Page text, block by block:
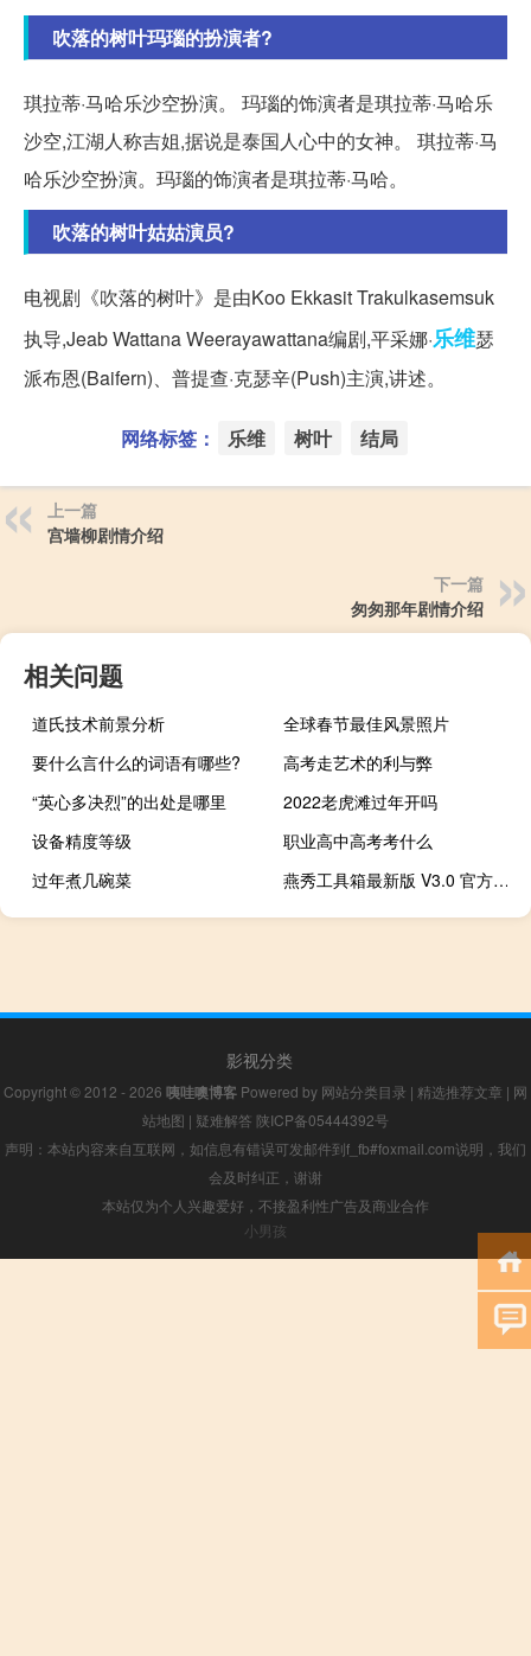
吹落的树叶玛瑙的扮演者?
琪拉蒂·马哈乐沙空扮演。 玛瑙的饰演者是琪拉蒂·马哈乐
沙空,江湖人称吉姐,据说是泰国人心中的女神。 琪拉蒂·马
哈乐沙空扮演。玛瑙的饰演者是琪拉蒂·马哈。
吹落的树叶姑姑演员?
电视剧《吹落的树叶》是由Koo Ekkasit Trakulkasemsuk
执导,Jeab Wattana Weerayawattana编剧,平采娜·乐维瑟
派布恩(Baifern)、普提查·克瑟辛(Push)主演,讲述。
网络标签： 乐维 树叶 结局
上一篇
宫墙柳剧情介绍
下一篇
匆匆那年剧情介绍
相关问题
道氏技术前景分析
全球春节最佳风景照片
要什么言什么的词语有哪些?
高考走艺术的利与弊
“英心多决烈”的出处是哪里
2022老虎滩过年开吗
设备精度等级
职业高中高考考什么
过年煮几碗菜
燕秀工具箱最新版 V3.0 官方免费版（燕秀工具箱最新版 V3.0 官方免费版功能简介）
影视分类
Copyright © 2012 - 2026 咦哇噢博客 Powered by 网站分类目录 | 精选推荐文章 | 网
站地图 | 疑难解答 陕ICP备05444392号
声明：本站内容来自互联网，如信息有错误可发邮件到f_fb#foxmail.com说明，我们
会及时纠正，谢谢
本站仅为个人兴趣爱好，不接盈利性广告及商业合作
小男孩